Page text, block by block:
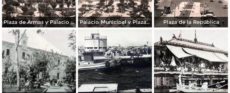
Plaza de Armas y Palacio Municipal Palacio Municipal y Plaza de Armas Plaza de la República